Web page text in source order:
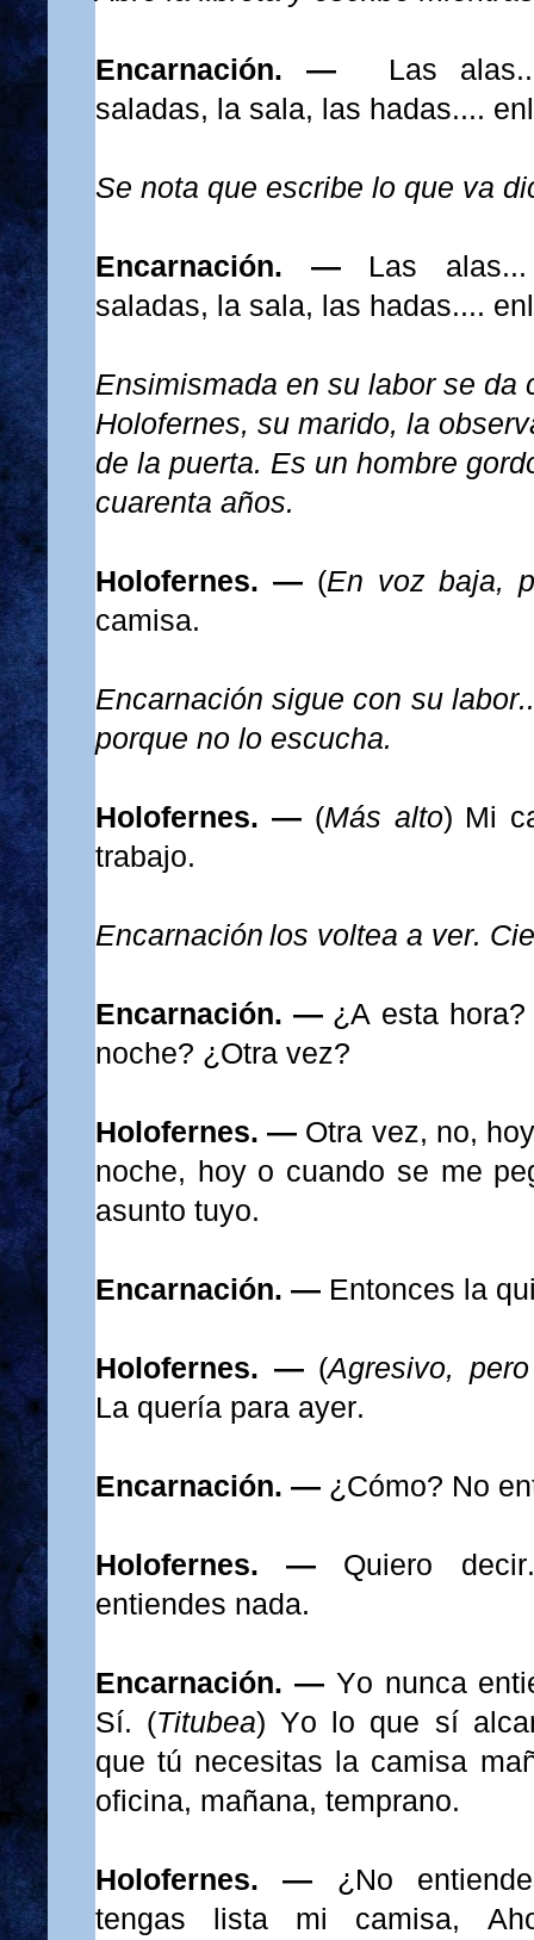
Encarnación. —
Las
saladas, la sala, las hadas....
Se nota que escribe lo que va
Encarnación. — Las
saladas, la sala, las hadas....
Ensimismada en su labor se da
Holofernes, su marido, la
de la puerta. Es un hombre
cuarenta años.
Holofernes. — (En voz baja,
camisa.
Encarnación sigue con su
porque no lo escucha.
Holofernes. — (Más alto) Mi
trabajo.
Encarnación los voltea a ver.
Encarnación. — ¿A esta
noche? ¿Otra vez?
Holofernes. — Otra vez, no,
noche, hoy o cuando se me
asunto tuyo.
Encarnación. — Entonces la
Holofernes. — (Agresivo,
La quería para ayer.
Encarnación. — ¿Cómo? No
Holofernes. — Quiero
entiendes nada.
Encarnación. — Yo nunca
Sí. (Titubea) Yo lo que sí
que tú necesitas la camisa
oficina, mañana, temprano.
Holofernes. — ¿No
tengas lista mi camisa,